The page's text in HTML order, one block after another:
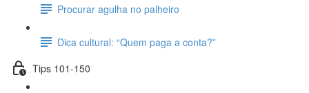
Procurar agulha no palheiro
Dica cultural: “Quem paga a conta?”
Tips 101-150